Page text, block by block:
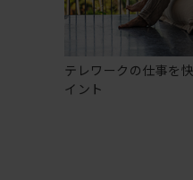
テレワークの仕事を
イント